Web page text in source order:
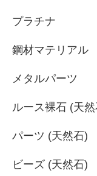
プラチナ
鋼材マテリアル
メタルパーツ
ルース裸石 (天然
パーツ (天然石)
ビーズ (天然石)